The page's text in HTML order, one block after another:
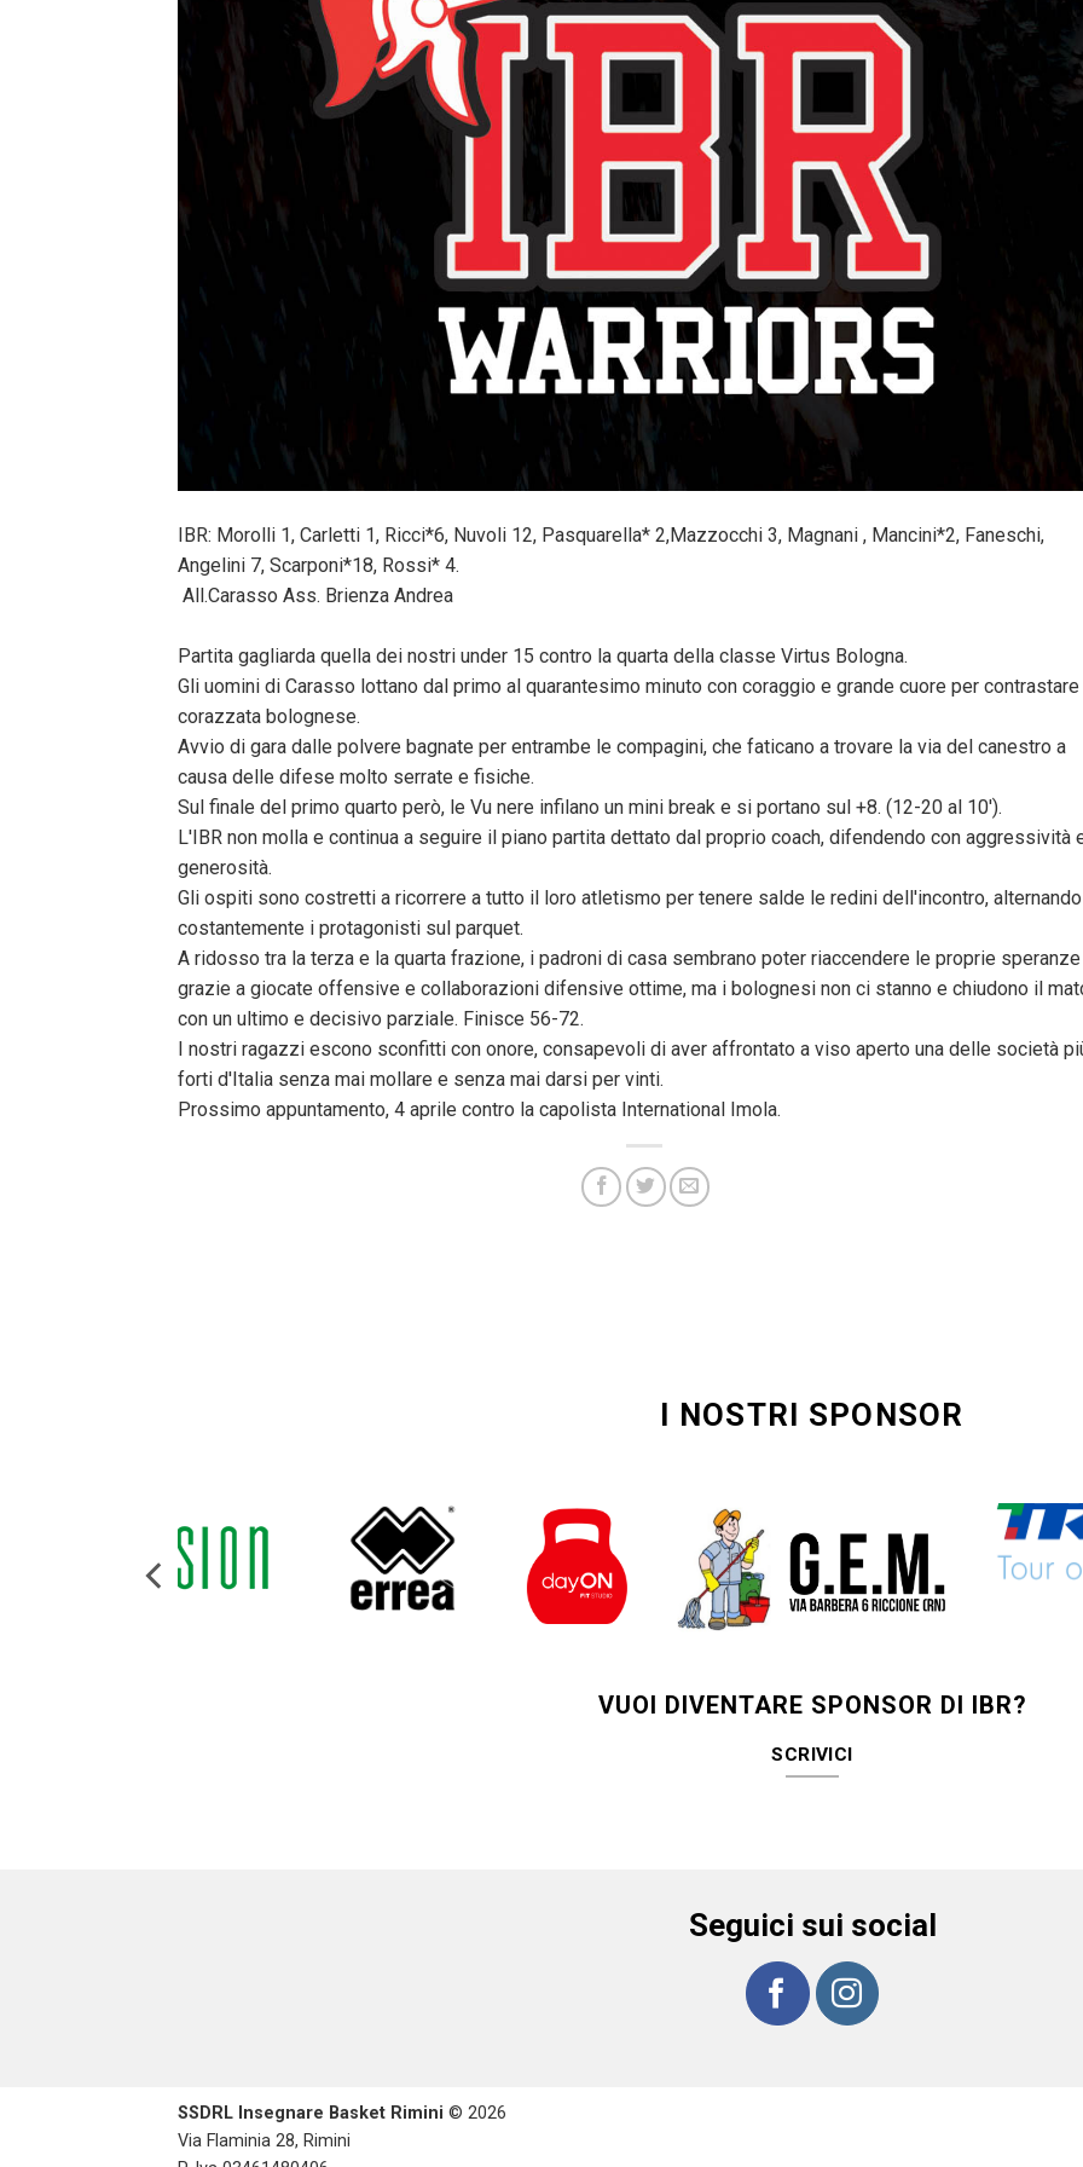
IBR: Morolli 1, Carletti 1, Ricci*6, Nuvoli 12, Pasquarella* 2,Mazzocchi 3, Magnani , Mancini*2, Faneschi,
Angelini 7, Scarponi*18, Rossi* 4.
All.Carasso Ass. Brienza Andrea
Partita gagliarda quella dei nostri under 15 contro la quarta della classe Virtus Bologna.
Gli uomini di Carasso lottano dal primo al quarantesimo minuto con coraggio e grande cuore per contrastare
corazzata bolognese.
Avvio di gara dalle polvere bagnate per entrambe le compagini, che faticano a trovare la via del canestro a
causa delle difese molto serrate e fisiche.
Sul finale del primo quarto però, le Vu nere infilano un mini break e si portano sul +8. (12-20 al 10').
L'IBR non molla e continua a seguire il piano partita dettato dal proprio coach, difendendo con aggressività
generosità.
Gli ospiti sono costretti a ricorrere a tutto il loro atletismo per tenere salde le redini dell'incontro, alternando
costantemente i protagonisti sul parquet.
A ridosso tra la terza e la quarta frazione, i padroni di casa sembrano poter riaccendere le proprie speranze
grazie a giocate offensive e collaborazioni difensive ottime, ma i bolognesi non ci stanno e chiudono il
con un ultimo e decisivo parziale. Finisce 56-72.
I nostri ragazzi escono sconfitti con onore, consapevoli di aver affrontato a viso aperto una delle società
forti d'Italia senza mai mollare e senza mai darsi per vinti.
Prossimo appuntamento, 4 aprile contro la capolista International Imola.
I NOSTRI SPONSOR
VUOI DIVENTARE SPONSOR DI IBR?
SCRIVICI
Seguici sui social
SSDRL Insegnare Basket Rimini © 2026
Via Flaminia 28, Rimini